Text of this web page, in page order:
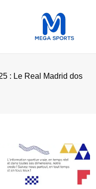
: Le Real Madrid dos